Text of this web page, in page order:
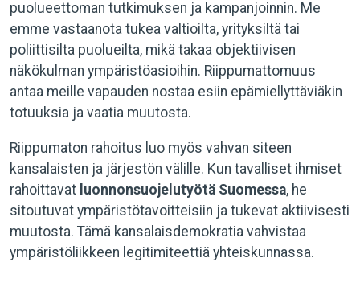
puolueettoman tutkimuksen ja kampanjoinnin. Me
emme vastaanota tukea valtioilta, yrityksiltä tai
poliittisilta puolueilta, mikä takaa objektiivisen
näkökulman ympäristöasioihin. Riippumattomuus
antaa meille vapauden nostaa esiin epämiellyttäviäkin
totuuksia ja vaatia muutosta.
Riippumaton rahoitus luo myös vahvan siteen
kansalaisten ja järjestön välille. Kun tavalliset ihmiset
rahoittavat luonnonsuojelutyötä Suomessa, he
sitoutuvat ympäristötavoitteisiin ja tukevat aktiivisesti
muutosta. Tämä kansalaisdemokratia vahvistaa
ympäristöliikkeen legitimiteettiä yhteiskunnassa.